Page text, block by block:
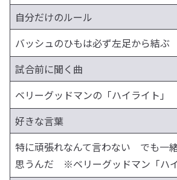
自分だけのルール
バッシュのひもは必ず左足から結ぶ
試合前に聞く曲
ベリーグッドマンの「ハイライト」
好きな言葉
特に頑張れなんて言わない でも一
思うんだ ※ベリーグッドマン「ハ